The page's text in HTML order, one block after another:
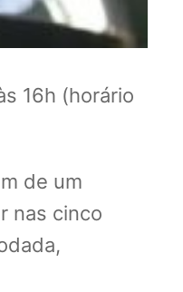
16h (horário
de um
nas cinco